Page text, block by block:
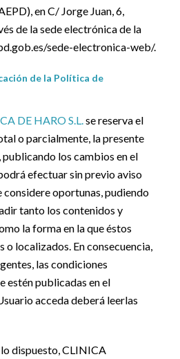
en C/ Jorge Juan, 6,
de la sede electrónica de la
sede-electronica-web/.
de la Política de
DE HARO S.L.se reserva el
o parcialmente, la presente
los cambios en el
efectuar sin previo aviso
considere oportunas, pudiendo
tanto los contenidos y
la forma en la que éstos
o localizados. En consecuencia,
las condiciones
estén publicadas en el
acceda deberá leerlas
dispuesto, CLINICA